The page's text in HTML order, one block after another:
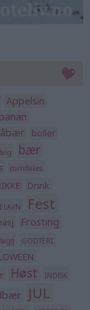
Appelsin
banan
boller
bær
cornflakes
Drink
Fest
Frosting
GODTERI
Høst INDISK
JUL